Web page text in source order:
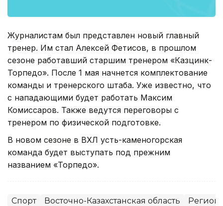
Журналистам был представлен новый главный
тренер. Им стал Алексей Фетисов, в прошлом
сезоне работавший старшим тренером «Казцинк-
Торпедо». После 1 мая начнется комплектование
команды и тренерского штаба. Уже известно, что
с нападающими будет работать Максим
Комиссаров. Также ведутся переговоры с
тренером по физической подготовке.
В новом сезоне в ВХЛ усть-каменогорская
команда будет выступать под прежним
названием «Торпедо».
Спорт Восточно-Казахстанская область